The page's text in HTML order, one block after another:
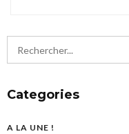
Categories
A LA UNE !